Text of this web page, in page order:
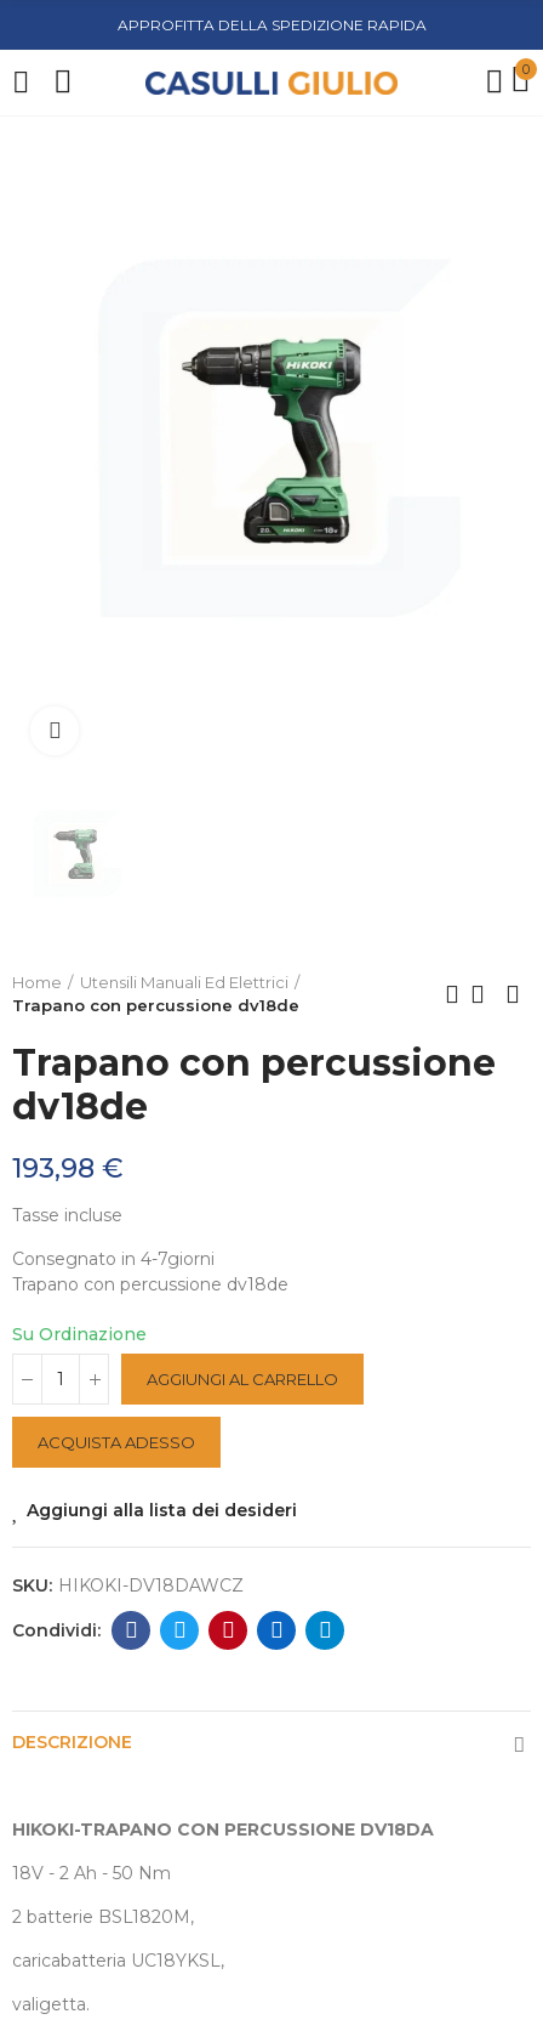
APPROFITTA DELLA SPEDIZIONE RAPIDA
0
Home
Utensili Manuali Ed Elettrici
Trapano con percussione dv18de
Trapano con percussione
dv18de
193,98 €
Tasse incluse
Consegnato in 4-7giorni
Trapano con percussione dv18de
Su Ordinazione
AGGIUNGI AL CARRELLO
ACQUISTA ADESSO
Aggiungi alla lista dei desideri
SKU: HIKOKI-DV18DAWCZ
DESCRIZIONE
HIKOKI-TRAPANO CON PERCUSSIONE DV18DA
18V - 2 Ah - 50 Nm
2 batterie BSL1820M,
caricabatteria UC18YKSL,
valigetta.